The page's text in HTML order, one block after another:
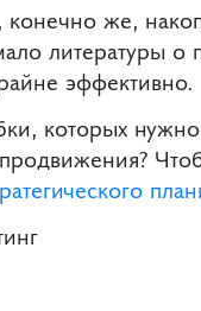
же,
литературы
эффективно.
которых нужно